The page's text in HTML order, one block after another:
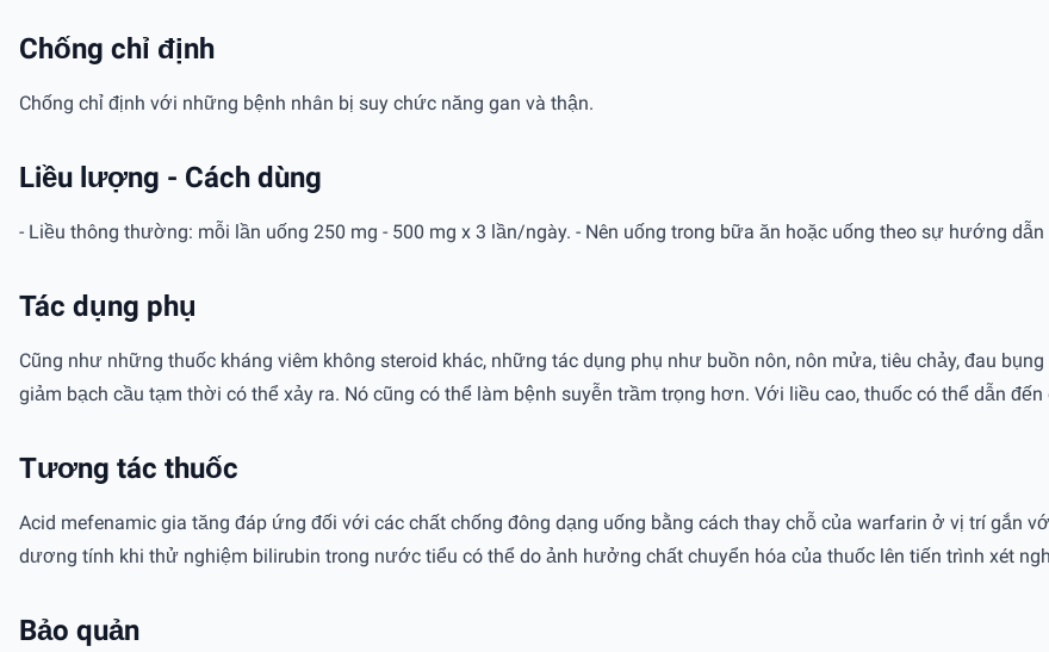
Chống chỉ định
Chống chỉ định với những bệnh nhân bị suy chức năng gan và thận.
Liều lượng - Cách dùng
- Liều thông thường: mỗi lần uống 250 mg - 500 mg x 3 lần/ngày. - Nên uống trong bữa ăn hoặc uống theo sự hướng
Tác dụng phụ
Cũng như những thuốc kháng viêm không steroid khác, những tác dụng phụ như buồn nôn, nôn mửa, tiêu chảy, đau
giảm bạch cầu tạm thời có thể xảy ra. Nó cũng có thể làm bệnh suyễn trầm trọng hơn. Với liều cao, thuốc có thể dẫn
Tương tác thuốc
Acid mefenamic gia tăng đáp ứng đối với các chất chống đông dạng uống bằng cách thay chỗ của warfarin ở vị trí gắn
dương tính khi thử nghiệm bilirubin trong nước tiểu có thể do ảnh hưởng chất chuyển hóa của thuốc lên tiến trình xét
Bảo quản